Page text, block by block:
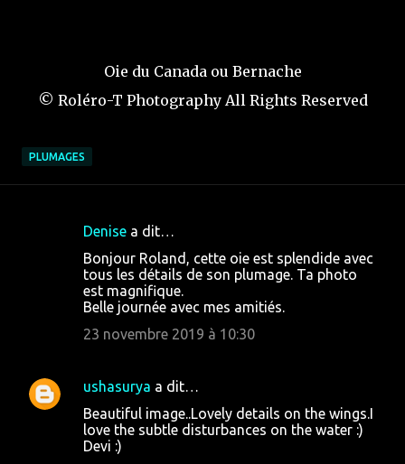
Oie du Canada ou Bernache
© Roléro-T Photography All Rights Reserved
PLUMAGES
t
Denise a dit…
Bonjour Roland, cette oie est splendide avec
tous les détails de son plumage. Ta photo
est magnifique.
Belle journée avec mes amitiés.
23 novembre 2019 à 10:30
ushasurya a dit…
Beautiful image..Lovely details on the wings.I
love the subtle disturbances on the water :)
Devi :)